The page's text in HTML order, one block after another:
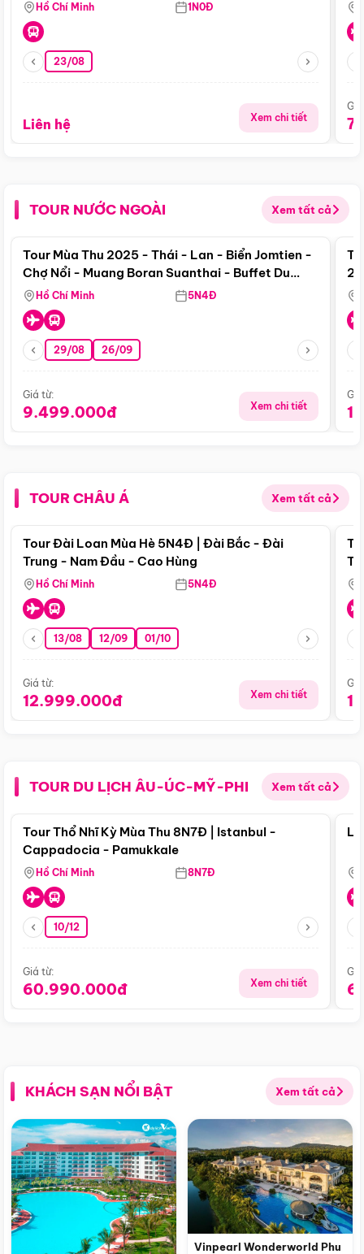
Hồ Chí Minh 1N0Đ
23/08
Liên hệ Xem chi tiết
TOUR NƯỚC NGOÀI Xem tất cả
Điểm nổi bật
Tour Mùa Thu 2025 - Thái - Lan - Biển Jomtien -
Chợ Nổi - Muang Boran Suanthai - Buffet Du
Thuyền Sông Chaophraya
Hồ Chí Minh 5N4Đ
29/08 26/09
Giá từ:
9.499.000đ Xem chi tiết
TOUR CHÂU Á Xem tất cả
Điểm nổi bật
Tour Đài Loan Mùa Hè 5N4Đ | Đài Bắc - Đài
Trung - Nam Đầu - Cao Hùng
Hồ Chí Minh 5N4Đ
13/08 12/09 01/10
Giá từ:
12.999.000đ Xem chi tiết
TOUR DU LỊCH ÂU-ÚC-MỸ-PHI Xem tất cả
Điểm nổi bật
Tour Thổ Nhĩ Kỳ Mùa Thu 8N7Đ | Istanbul -
Cappadocia - Pamukkale
Hồ Chí Minh 8N7Đ
10/12
Giá từ:
60.990.000đ Xem chi tiết
KHÁCH SẠN NỔI BẬT Xem tất cả
Vinpearl Wonderworld Phu